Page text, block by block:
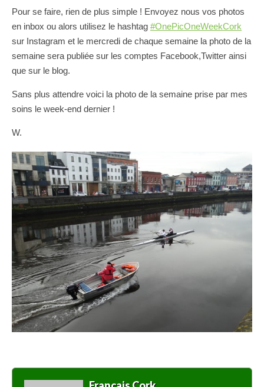
Pour se faire, rien de plus simple ! Envoyez nous vos photos
en inbox ou alors utilisez le hashtag #OnePicOneWeekCork
sur Instagram et le mercredi de chaque semaine la photo de la
semaine sera publiée sur les comptes Facebook,Twitter ainsi
que sur le blog.
Sans plus attendre voici la photo de la semaine prise par mes
soins le week-end dernier !
W.